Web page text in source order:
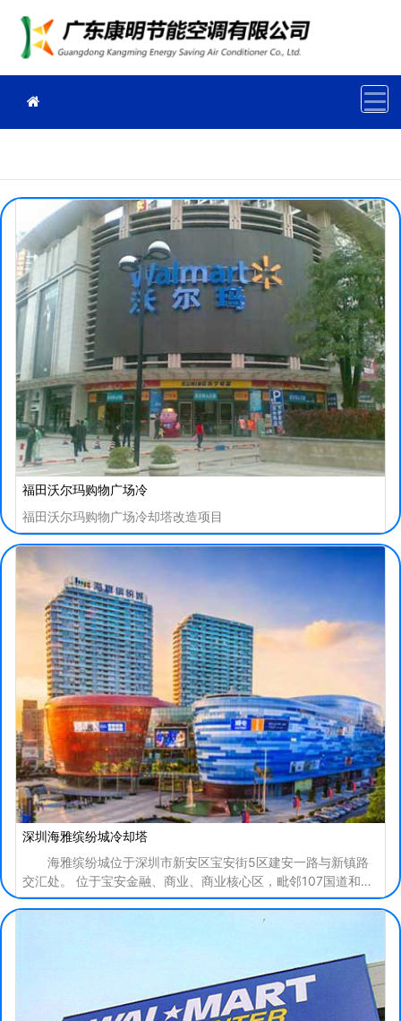
福田沃尔玛购物广场冷
福田沃尔玛购物广场冷却塔改造项目
深圳海雅缤纷城冷却塔
海雅缤纷城位于深圳市新安区宝安街5区建安一路与新镇路
交汇处。 位于宝安金融、商业、商业核心区，毗邻107国道和建
安路特色商业街，覆盖宝安区700万客户，周边政府